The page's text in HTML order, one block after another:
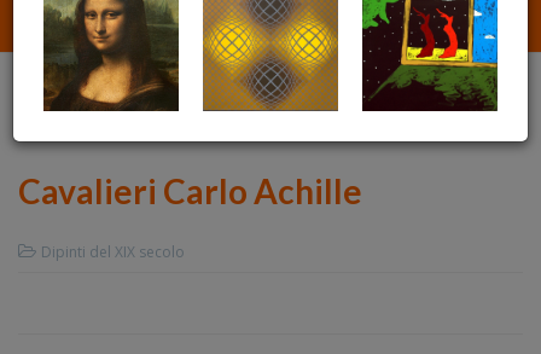
Cavalieri Carlo Achille
Dipinti del XIX secolo